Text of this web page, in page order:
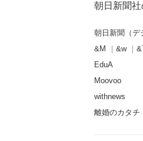
朝日新聞社
朝日新聞（デ
&M
&w
EduA
Moovoo
withnews
離婚のカタチ